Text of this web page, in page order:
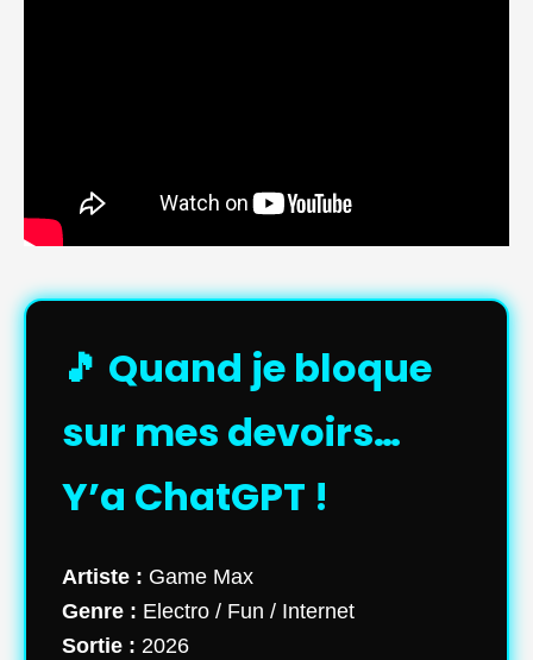
🎵 Quand je bloque
sur mes devoirs…
Y’a ChatGPT !
Artiste : Game Max
Genre : Electro / Fun / Internet
Sortie : 2026